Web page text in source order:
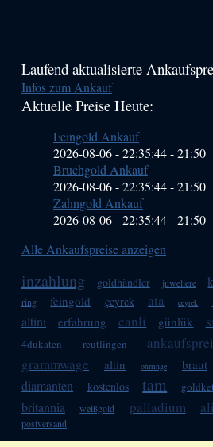
Haupt-
Sidebar
Laufend aktualisierte
Infos zum Ankauf
Aktuelle Preise Heute:
Feingold Ankauf
2026-08-06 - 22:35:44-21:50
Bruchgold Ankauf
2026-08-06 - 22:35:44-21:50
Zahngold Ankauf
2026-08-06 - 22:35:44-21:50
Alle Ankaufspreise anzeigen
inzahlung goldhändler juweliere
ring feingold çeyrek ata ceyrek
altini erfahrung canli günlük
4dukaten reutlingen
grammwage altin ohrringe braut
diamanten kostenlos tam
britannia weißgold palladium
postversand